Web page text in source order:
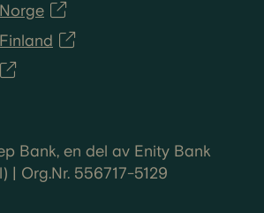
Bank, en del av Enity Bank
| Org.Nr. 556717-5129